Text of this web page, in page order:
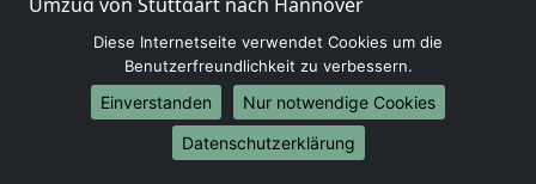
Umzug von Stuttgart nach Nürnberg
Umzug von Stuttgart nach Duisburg
Umzug von Stuttgart nach Bochum
Umzug von Stuttgart nach Wuppertal
Umzug von Stuttgart nach Bielefeld
Diese Internetseite verwendet Cookies um die
Benutzerfreundlichkeit zu verbessern.
Einverstanden
Nur notwendige Cookies
Datenschutzerklärung